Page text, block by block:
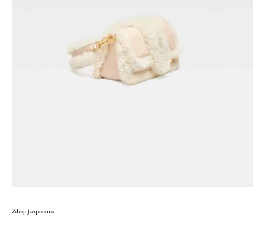
Zdroj: Jacquemus